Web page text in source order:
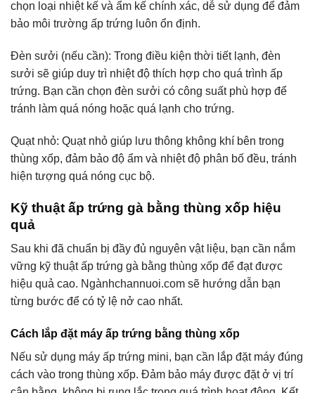
chọn loại nhiệt kế và ẩm kế chính xác, dễ sử dụng để đảm
bảo môi trường ấp trứng luôn ổn định.
Đèn sưởi (nếu cần): Trong điều kiện thời tiết lạnh, đèn
sưởi sẽ giúp duy trì nhiệt độ thích hợp cho quá trình ấp
trứng. Bạn cần chọn đèn sưởi có công suất phù hợp để
tránh làm quá nóng hoặc quá lạnh cho trứng.
Quạt nhỏ: Quạt nhỏ giúp lưu thông không khí bên trong
thùng xốp, đảm bảo độ ẩm và nhiệt độ phân bố đều, tránh
hiện tượng quá nóng cục bộ.
Kỹ thuật ấp trứng gà bằng thùng xốp hiệu
quả
Sau khi đã chuẩn bị đầy đủ nguyên vật liệu, bạn cần nắm
vững kỹ thuật ấp trứng gà bằng thùng xốp để đạt được
hiệu quả cao. Ngànhchannuoi.com sẽ hướng dẫn bạn
từng bước để có tỷ lệ nở cao nhất.
Cách lắp đặt máy ấp trứng bằng thùng xốp
Nếu sử dụng máy ấp trứng mini, bạn cần lắp đặt máy đúng
cách vào trong thùng xốp. Đảm bảo máy được đặt ở vị trí